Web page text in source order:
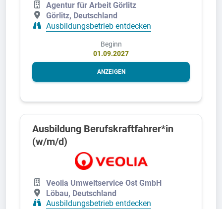
Agentur für Arbeit Görlitz
Görlitz, Deutschland
Ausbildungsbetrieb entdecken
Beginn
01.09.2027
ANZEIGEN
Ausbildung Berufskraftfahrer*in
(w/m/d)
Veolia Umweltservice Ost GmbH
Löbau, Deutschland
Ausbildungsbetrieb entdecken